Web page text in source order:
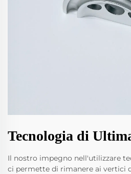
Tecnologia di
Il nostro impegno nell'utilizzare
ci permette di rimanere ai vertici